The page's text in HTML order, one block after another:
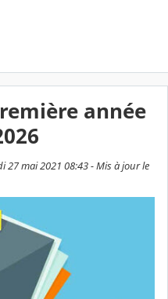
année
27 mai 2021 08:43 - Mis à jour le